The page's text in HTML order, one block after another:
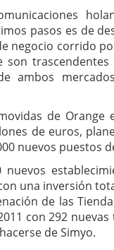
pasos es de
negocio corrido
son
ambos
de
de euros,
nuevos puestos
nuevos
una inversión
de las
con 292
de Simyo.